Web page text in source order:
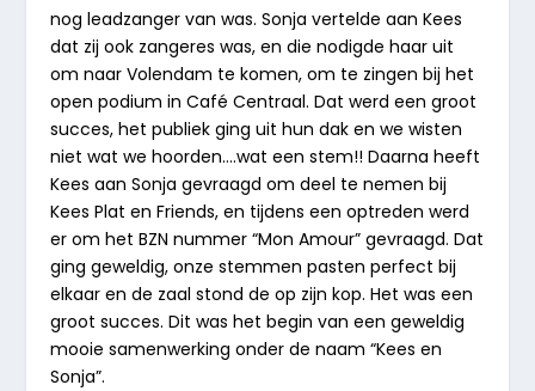
nog leadzanger van was. Sonja vertelde aan Kees
dat zij ook zangeres was, en die nodigde haar uit
om naar Volendam te komen, om te zingen bij het
open podium in Café Centraal. Dat werd een groot
succes, het publiek ging uit hun dak en we wisten
niet wat we hoorden….wat een stem!! Daarna heeft
Kees aan Sonja gevraagd om deel te nemen bij
Kees Plat en Friends, en tijdens een optreden werd
er om het BZN nummer “Mon Amour” gevraagd. Dat
ging geweldig, onze stemmen pasten perfect bij
elkaar en de zaal stond de op zijn kop. Het was een
groot succes. Dit was het begin van een geweldig
mooie samenwerking onder de naam “Kees en
Sonja”.